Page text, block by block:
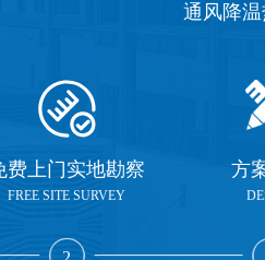
通风降
费上门实地勘察
FREE SITE SURVEY
方